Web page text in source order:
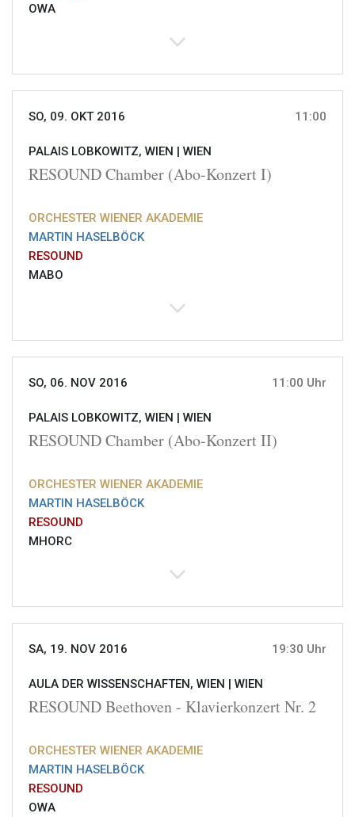
OWA
SO, 09. OKT 2016 11:00
PALAIS LOBKOWITZ, WIEN | WIEN
RESOUND Chamber (Abo-Konzert I)
ORCHESTER WIENER AKADEMIE
MARTIN HASELBÖCK
RESOUND
MABO
SO, 06. NOV 2016 11:00 Uhr
PALAIS LOBKOWITZ, WIEN | WIEN
RESOUND Chamber (Abo-Konzert II)
ORCHESTER WIENER AKADEMIE
MARTIN HASELBÖCK
RESOUND
MHORC
SA, 19. NOV 2016 19:30 Uhr
AULA DER WISSENSCHAFTEN, WIEN | WIEN
RESOUND Beethoven - Klavierkonzert Nr. 2
ORCHESTER WIENER AKADEMIE
MARTIN HASELBÖCK
RESOUND
OWA